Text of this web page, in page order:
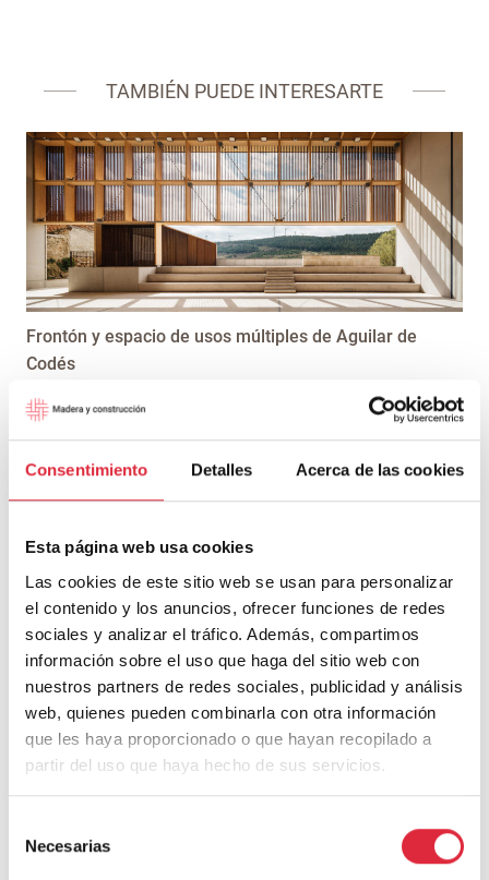
Consentimiento Detalles Acerca de las cookies
Esta página web usa cookies
Las cookies de este sitio web se usan para personalizar
el contenido y los anuncios, ofrecer funciones de redes
sociales y analizar el tráfico. Además, compartimos
información sobre el uso que haga del sitio web con
nuestros partners de redes sociales, publicidad y análisis
web, quienes pueden combinarla con otra información
que les haya proporcionado o que hayan recopilado a
partir del uso que haya hecho de sus servicios.
Necesarias
TAMBIÉN PUEDE INTERESARTE
Frontón y espacio de usos múltiples de Aguilar de
Codés
Recuperación de una Casa Carbonería del siglo XVIII